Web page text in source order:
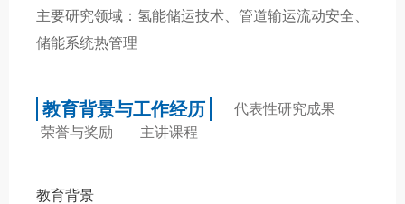
主要研究领域：氢能储运技术、管道输运流动安全、
储能系统热管理
教育背景与工作经历
代表性研究成果
荣誉与奖励
主讲课程
教育背景